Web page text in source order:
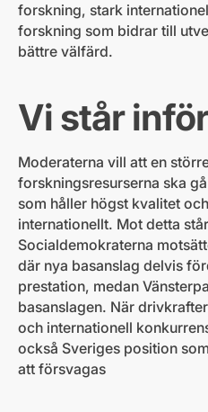
forskning, stark
forskning som bidrar till
bättre välfärd.
Vi står
Moderaterna vill att en
forskningsresurserna ska
som håller högst kvalitet
internationellt. Mot detta
Socialdemokraterna
där nya basanslag delvis
prestation, medan
basanslagen. När
och internationell
också Sveriges position
att försvagas